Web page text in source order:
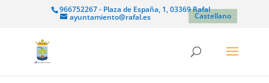
966752267 - Plaza de España, 1, 03369 Rafal
ayuntamiento@rafal.es Castellano